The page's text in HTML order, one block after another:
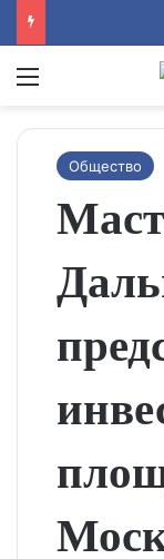
Menu
Общество